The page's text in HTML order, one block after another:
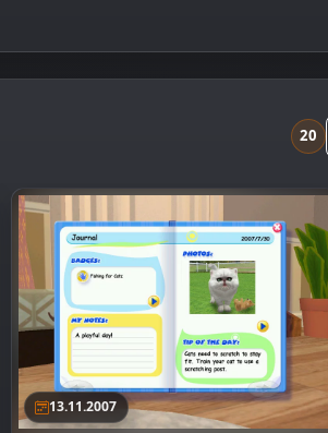
20
13.11.2007